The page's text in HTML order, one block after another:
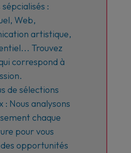
:
Web,
artistique,
Trouvez
correspond à
de sélections
: Nous analysons
chaque
pour vous
opportunités